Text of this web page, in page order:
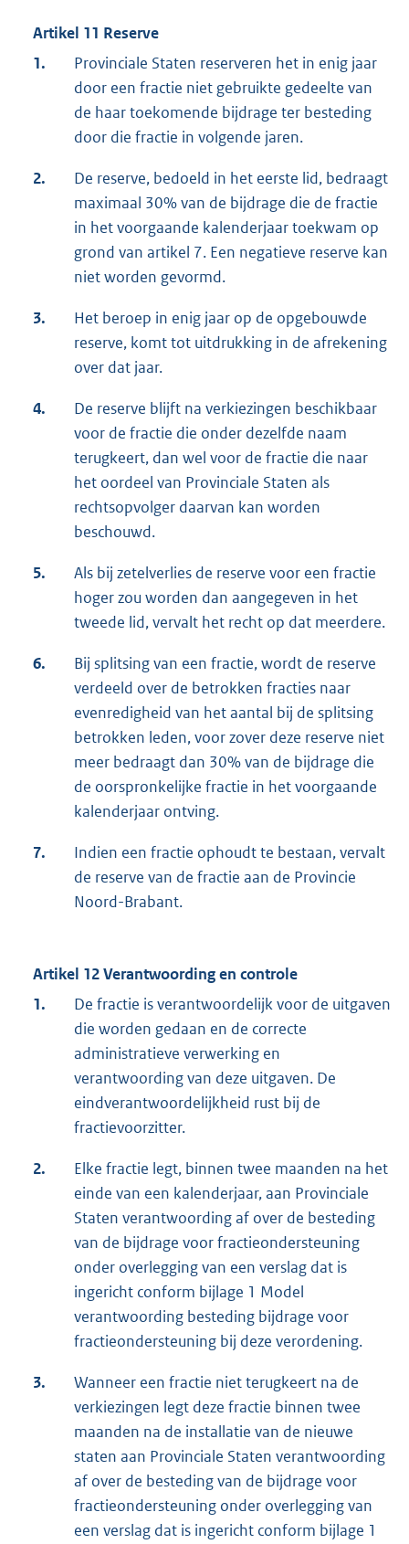
Artikel 11 Reserve
1.
Provinciale Staten reserveren het in enig jaar
door een fractie niet gebruikte gedeelte van
de haar toekomende bijdrage ter besteding
door die fractie in volgende jaren.
2.
De reserve, bedoeld in het eerste lid, bedraagt
maximaal 30% van de bijdrage die de fractie
in het voorgaande kalenderjaar toekwam op
grond van artikel 7. Een negatieve reserve kan
niet worden gevormd.
3.
Het beroep in enig jaar op de opgebouwde
reserve, komt tot uitdrukking in de afrekening
over dat jaar.
4.
De reserve blijft na verkiezingen beschikbaar
voor de fractie die onder dezelfde naam
terugkeert, dan wel voor de fractie die naar
het oordeel van Provinciale Staten als
rechtsopvolger daarvan kan worden
beschouwd.
5.
Als bij zetelverlies de reserve voor een fractie
hoger zou worden dan aangegeven in het
tweede lid, vervalt het recht op dat meerdere.
6.
Bij splitsing van een fractie, wordt de reserve
verdeeld over de betrokken fracties naar
evenredigheid van het aantal bij de splitsing
betrokken leden, voor zover deze reserve niet
meer bedraagt dan 30% van de bijdrage die
de oorspronkelijke fractie in het voorgaande
kalenderjaar ontving.
7.
Indien een fractie ophoudt te bestaan, vervalt
de reserve van de fractie aan de Provincie
Noord-Brabant.
Artikel 12 Verantwoording en controle
1.
De fractie is verantwoordelijk voor de uitgaven
die worden gedaan en de correcte
administratieve verwerking en
verantwoording van deze uitgaven. De
eindverantwoordelijkheid rust bij de
fractievoorzitter.
2.
Elke fractie legt, binnen twee maanden na het
einde van een kalenderjaar, aan Provinciale
Staten verantwoording af over de besteding
van de bijdrage voor fractieondersteuning
onder overlegging van een verslag dat is
ingericht conform bijlage 1 Model
verantwoording besteding bijdrage voor
fractieondersteuning bij deze verordening.
3.
Wanneer een fractie niet terugkeert na de
verkiezingen legt deze fractie binnen twee
maanden na de installatie van de nieuwe
staten aan Provinciale Staten verantwoording
af over de besteding van de bijdrage voor
fractieondersteuning onder overlegging van
een verslag dat is ingericht conform bijlage 1